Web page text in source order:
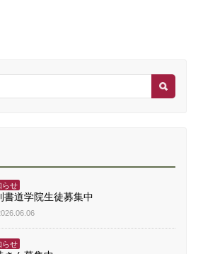
らせ
書道学院生徒募集中
らせ